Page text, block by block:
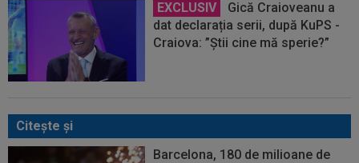
EXCLUSIV
Gică Craioveanu a
dat declarația serii, după KuPS -
Craiova: ”Știi cine mă sperie?”
Citeşte şi
Barcelona, 180 de milioane de